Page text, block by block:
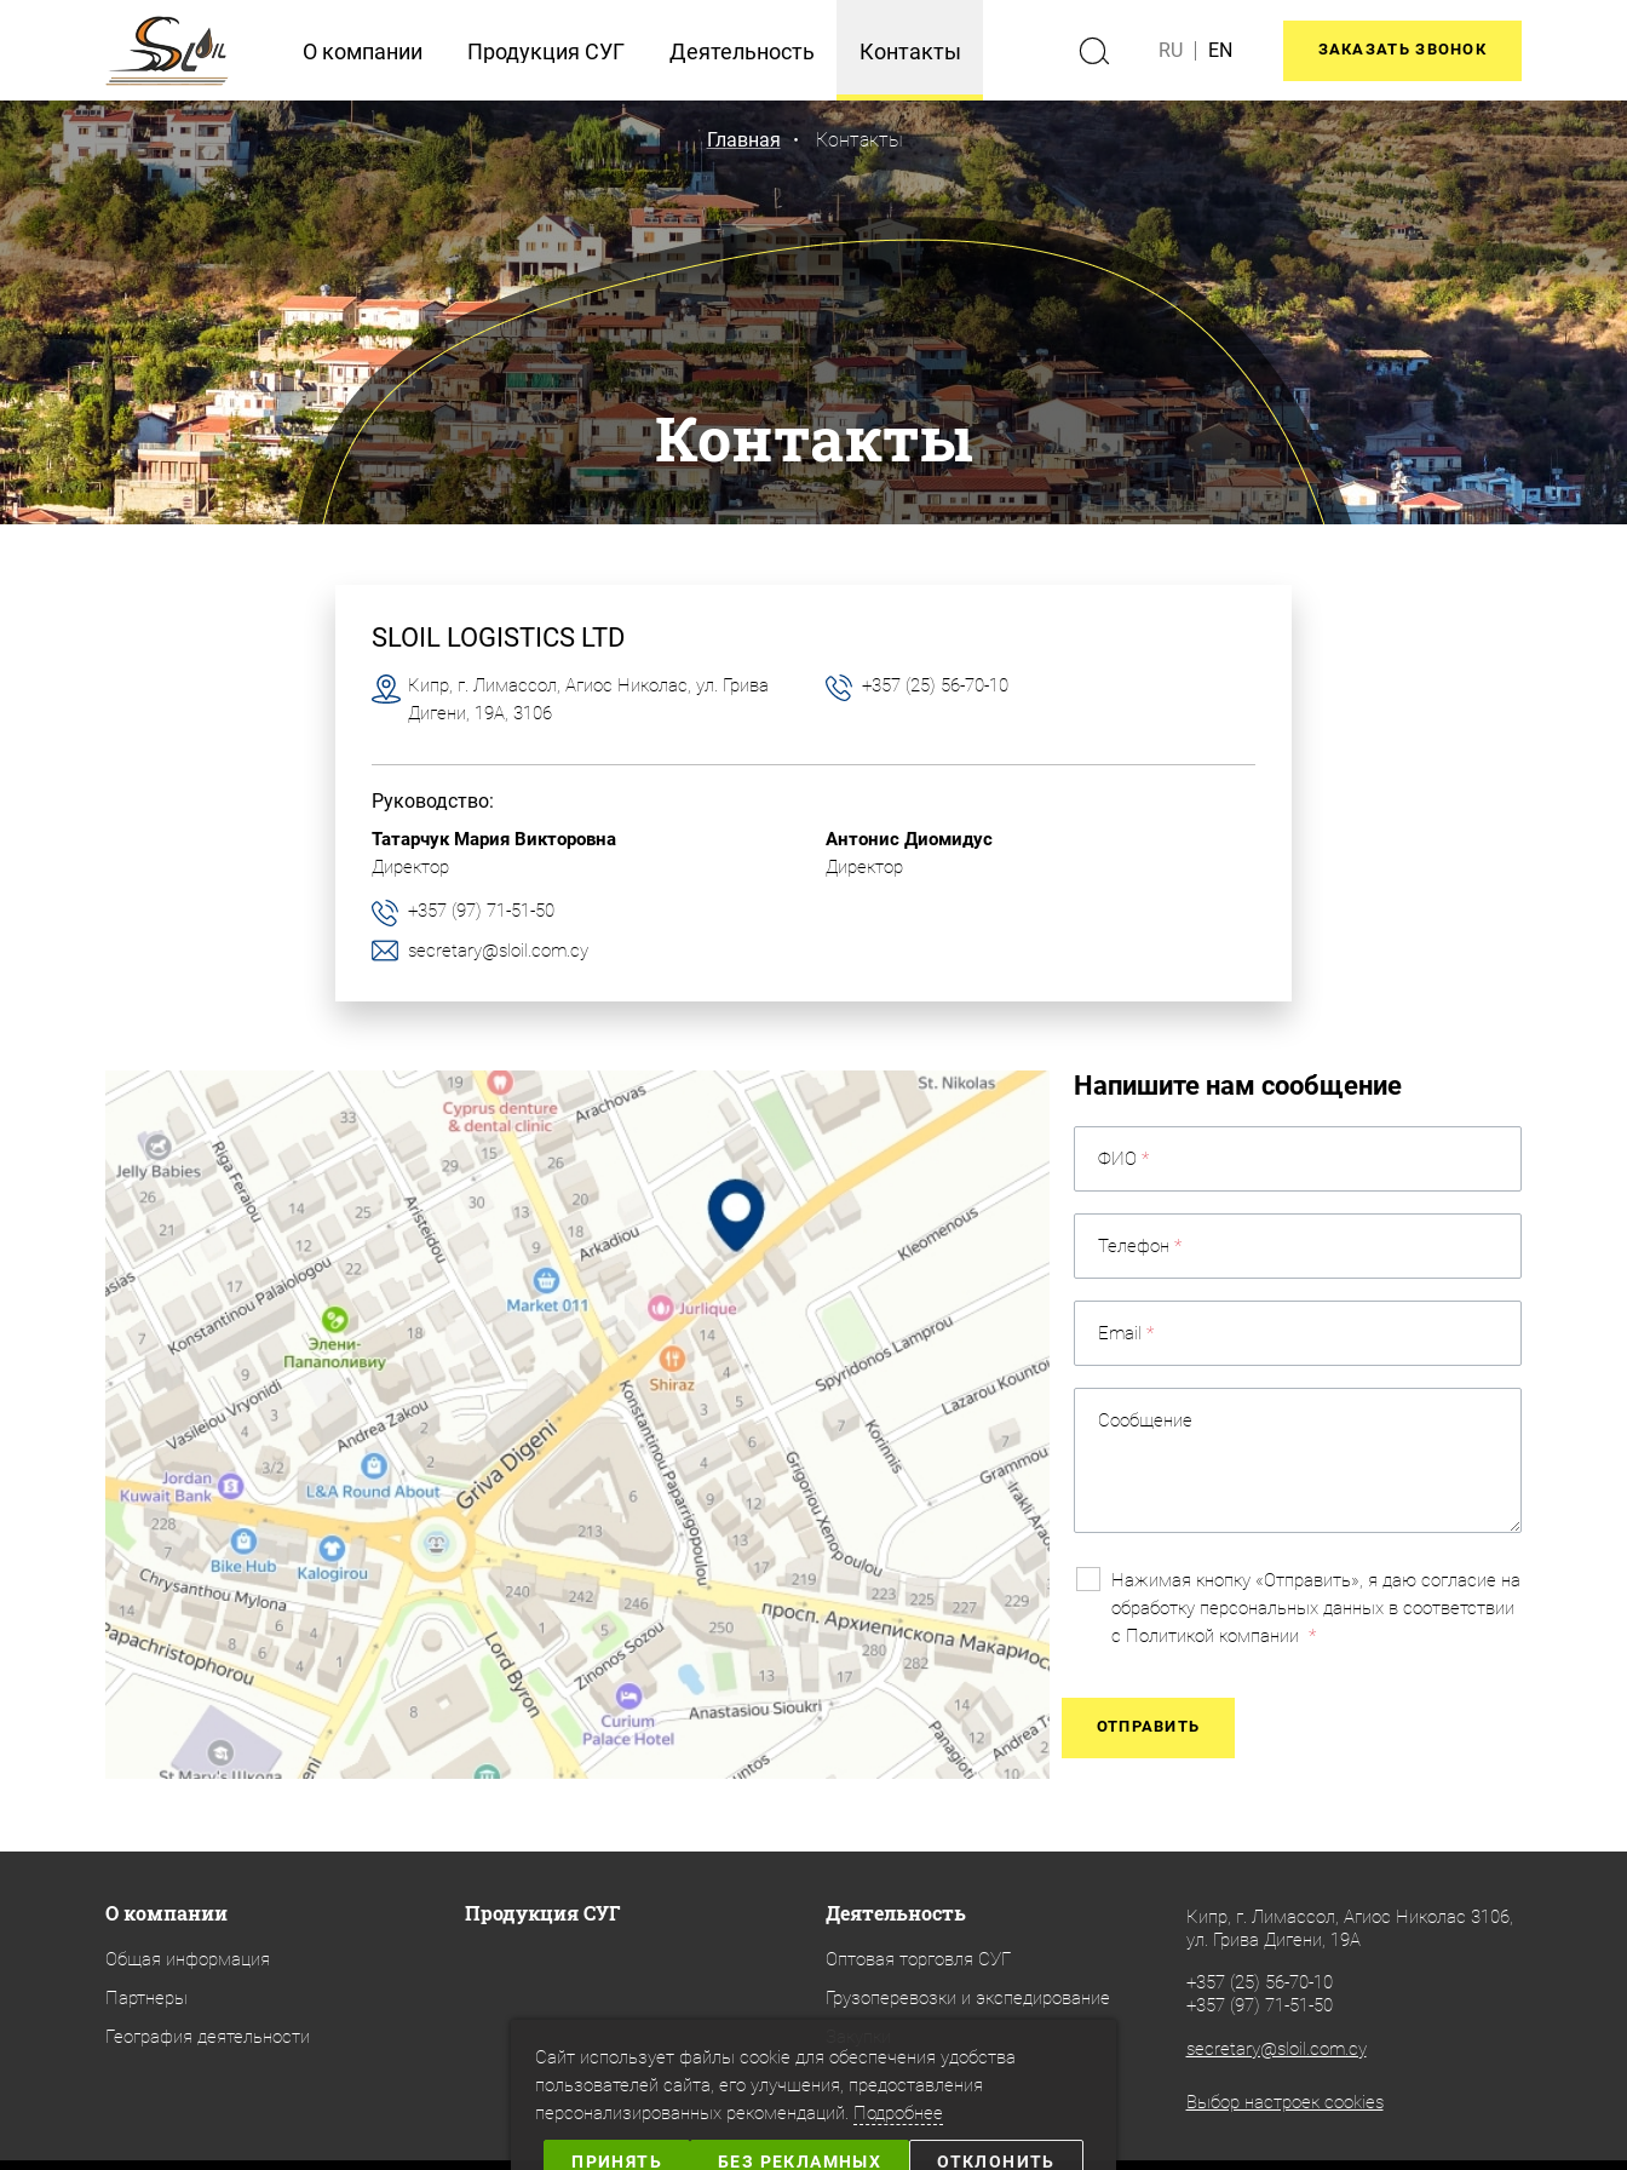
O компании Продукция СУГ Деятельность Контакты RU EN ЗАКАЗАТЬ ЗВОНОК
Главная Контакты
Контакты
SLOIL LOGISTICS LTD
Кипр, г. Лимассол, Агиос Николас, ул. Грива
Дигени, 19А, 3106
+357 (25) 56-70-10
Руководство:
Татарчук Мария Викторовна
Директор
+357 (97) 71-51-50
secretary@sloil.com.cy
Антонис Диомидус
Директор
Напишите нам сообщение
ФИО *
Телефон *
Email *
Сообщение
Нажимая кнопку «Отправить», я даю согласие на
обработку персональных данных в соответствии
с Политикой компании *
O компании
Общая информация
Партнеры
География деятельности
Продукция СУГ Деятельность
Оптовая торговля СУГ
Грузоперевозки и экспедирование
Кипр, г. Лимассол, Агиос Николас 3106,
ул. Грива Дигени, 19А
+357 (25) 56-70-10
+357 (97) 71-51-50
secretary@sloil.com.cy
Выбор настроек cookies
Сайт использует файлы cookie для обеспечения удобства
пользователей сайта, его улучшения, предоставления
персонализированных рекомендаций. Подробнее
ПРИНЯТЬ БЕЗ РЕКЛАМНЫХ ОТКЛОНИТЬ